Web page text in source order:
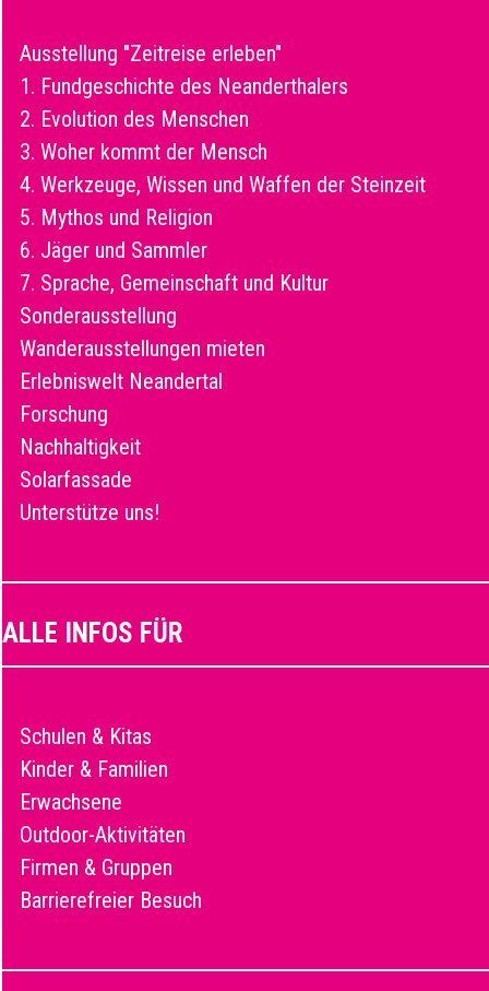
Ausstellung "Zeitreise erleben"
1. Fundgeschichte des Neanderthalers
2. Evolution des Menschen
3. Woher kommt der Mensch
4. Werkzeuge, Wissen und Waffen der Steinzeit
5. Mythos und Religion
6. Jäger und Sammler
7. Sprache, Gemeinschaft und Kultur
Sonderausstellung
Wanderausstellungen mieten
Erlebniswelt Neandertal
Forschung
Nachhaltigkeit
Solarfassade
Unterstütze uns!
ALLE INFOS FÜR
Schulen & Kitas
Kinder & Familien
Erwachsene
Outdoor-Aktivitäten
Firmen & Gruppen
Barrierefreier Besuch